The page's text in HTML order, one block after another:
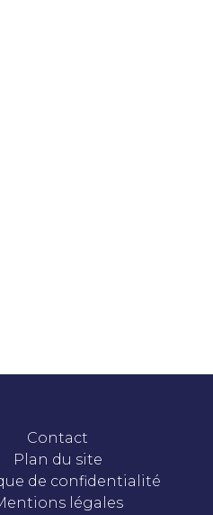
Contact
Plan du site
de confidentialité
légales